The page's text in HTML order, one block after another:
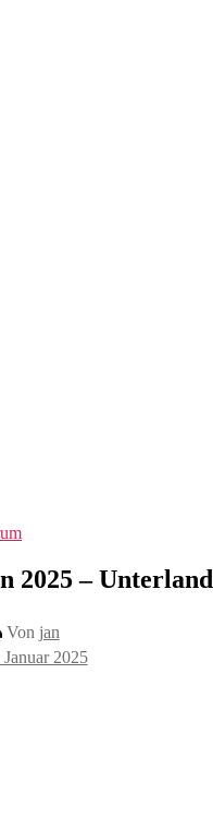
2025 – Unterland
Von jan
Januar 2025